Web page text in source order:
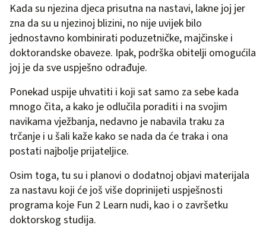
Kada su njezina djeca prisutna na nastavi, lakne joj jer
zna da su u njezinoj blizini, no nije uvijek bilo
jednostavno kombinirati poduzetničke, majčinske i
doktorandske obaveze. Ipak, podrška obitelji omogućila
joj je da sve uspješno odrađuje.
Ponekad uspije uhvatiti i koji sat samo za sebe kada
mnogo čita, a kako je odlučila poraditi i na svojim
navikama vježbanja, nedavno je nabavila traku za
trčanje i u šali kaže kako se nada da će traka i ona
postati najbolje prijateljice.
Osim toga, tu su i planovi o dodatnoj objavi materijala
za nastavu koji će još više doprinijeti uspješnosti
programa koje Fun 2 Learn nudi, kao i o završetku
doktorskog studija.